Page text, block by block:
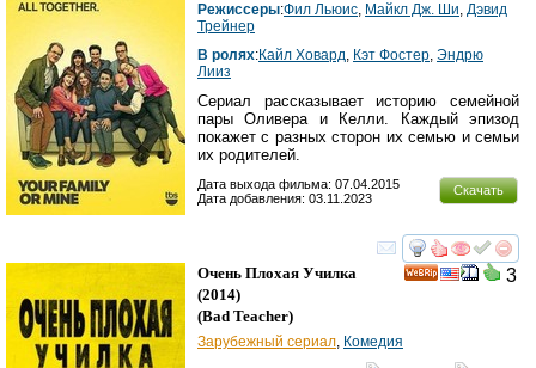
Режиссеры:Фил Льюис, Майкл Дж. Ши, Дэвид
Трейнер
В ролях:Кайл Ховард, Кэт Фостер, Эндрю
Лииз
Сериал рассказывает историю семейной
пары Оливера и Келли. Каждый эпизод
покажет с разных сторон их семью и семьи
их родителей.
Скачать
Дата выхода фильма: 07.04.2015
Дата добавления: 03.11.2023
смотреть
3
Очень Плохая Училка
(2014)
(Bad Teacher)
Зарубежный сериал, Комедия